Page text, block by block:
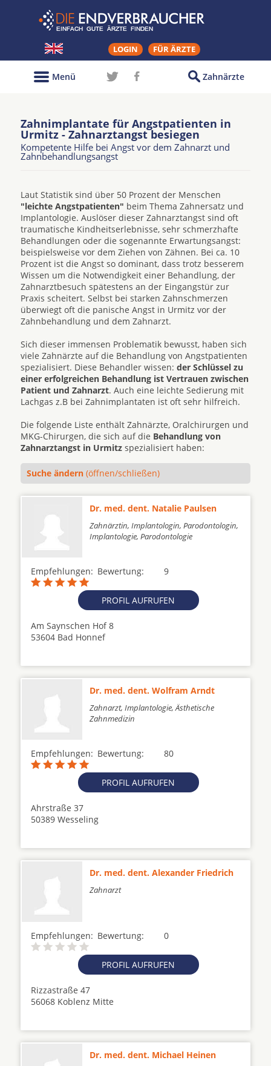
LOGIN FÜR ÄRZTE
Zahnärzte
Menü
Zahnimplantate für Angstpatienten in
Urmitz - Zahnarztangst besiegen
Kompetente Hilfe bei Angst vor dem Zahnarzt und
Zahnbehandlungsangst
Laut Statistik sind über 50 Prozent der Menschen
"leichte Angstpatienten" beim Thema Zahnersatz und
Implantologie. Auslöser dieser Zahnarztangst sind oft
traumatische Kindheitserlebnisse, sehr schmerzhafte
Behandlungen oder die sogenannte Erwartungsangst:
beispielsweise vor dem Ziehen von Zähnen. Bei ca. 10
Prozent ist die Angst so dominant, dass trotz besserem
Wissen um die Notwendigkeit einer Behandlung, der
Zahnarztbesuch spätestens an der Eingangstür zur
Praxis scheitert. Selbst bei starken Zahnschmerzen
überwiegt oft die panische Angst in Urmitz vor der
Zahnbehandlung und dem Zahnarzt.
Sich dieser immensen Problematik bewusst, haben sich
viele Zahnärzte auf die Behandlung von Angstpatienten
spezialisiert. Diese Behandler wissen: der Schlüssel zu
einer erfolgreichen Behandlung ist Vertrauen zwischen
Patient und Zahnarzt. Auch eine leichte Sedierung mit
Lachgas z.B bei Zahnimplantaten ist oft sehr hilfreich.
Die folgende Liste enthält Zahnärzte, Oralchirurgen und
MKG-Chirurgen, die sich auf die Behandlung von
Zahnarztangst in Urmitz spezialisiert haben:
Suche ändern (öffnen/schließen)
Dr. med. dent. Natalie Paulsen
Zahnärztin, Implantologin, Parodontologin,
Implantologie, Parodontologie
Empfehlungen: 9
Bewertung:
PROFIL AUFRUFEN
Am Saynschen Hof 8
53604 Bad Honnef
Dr. med. dent. Wolfram Arndt
Zahnarzt, Implantologie, Ästhetische
Zahnmedizin
Empfehlungen: 80
Bewertung:
PROFIL AUFRUFEN
Ahrstraße 37
50389 Wesseling
Dr. med. dent. Alexander Friedrich
Zahnarzt
Empfehlungen: 0
Bewertung:
PROFIL AUFRUFEN
Rizzastraße 47
56068 Koblenz Mitte
Dr. med. dent. Michael Heinen